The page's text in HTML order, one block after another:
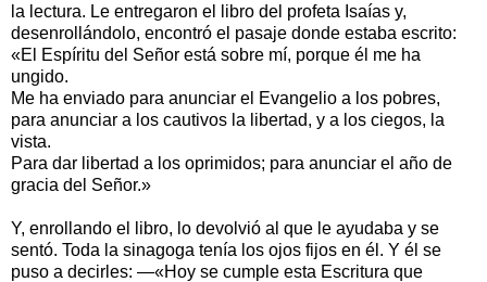
la lectura. Le entregaron el libro del profeta Isaías y,
desenrollándolo, encontró el pasaje donde estaba escrito:
«El Espíritu del Señor está sobre mí, porque él me ha
ungido.
Me ha enviado para anunciar el Evangelio a los pobres,
para anunciar a los cautivos la libertad, y a los ciegos, la
vista.
Para dar libertad a los oprimidos; para anunciar el año de
gracia del Señor.»
Y, enrollando el libro, lo devolvió al que le ayudaba y se
sentó. Toda la sinagoga tenía los ojos fijos en él. Y él se
puso a decirles: —«Hoy se cumple esta Escritura que